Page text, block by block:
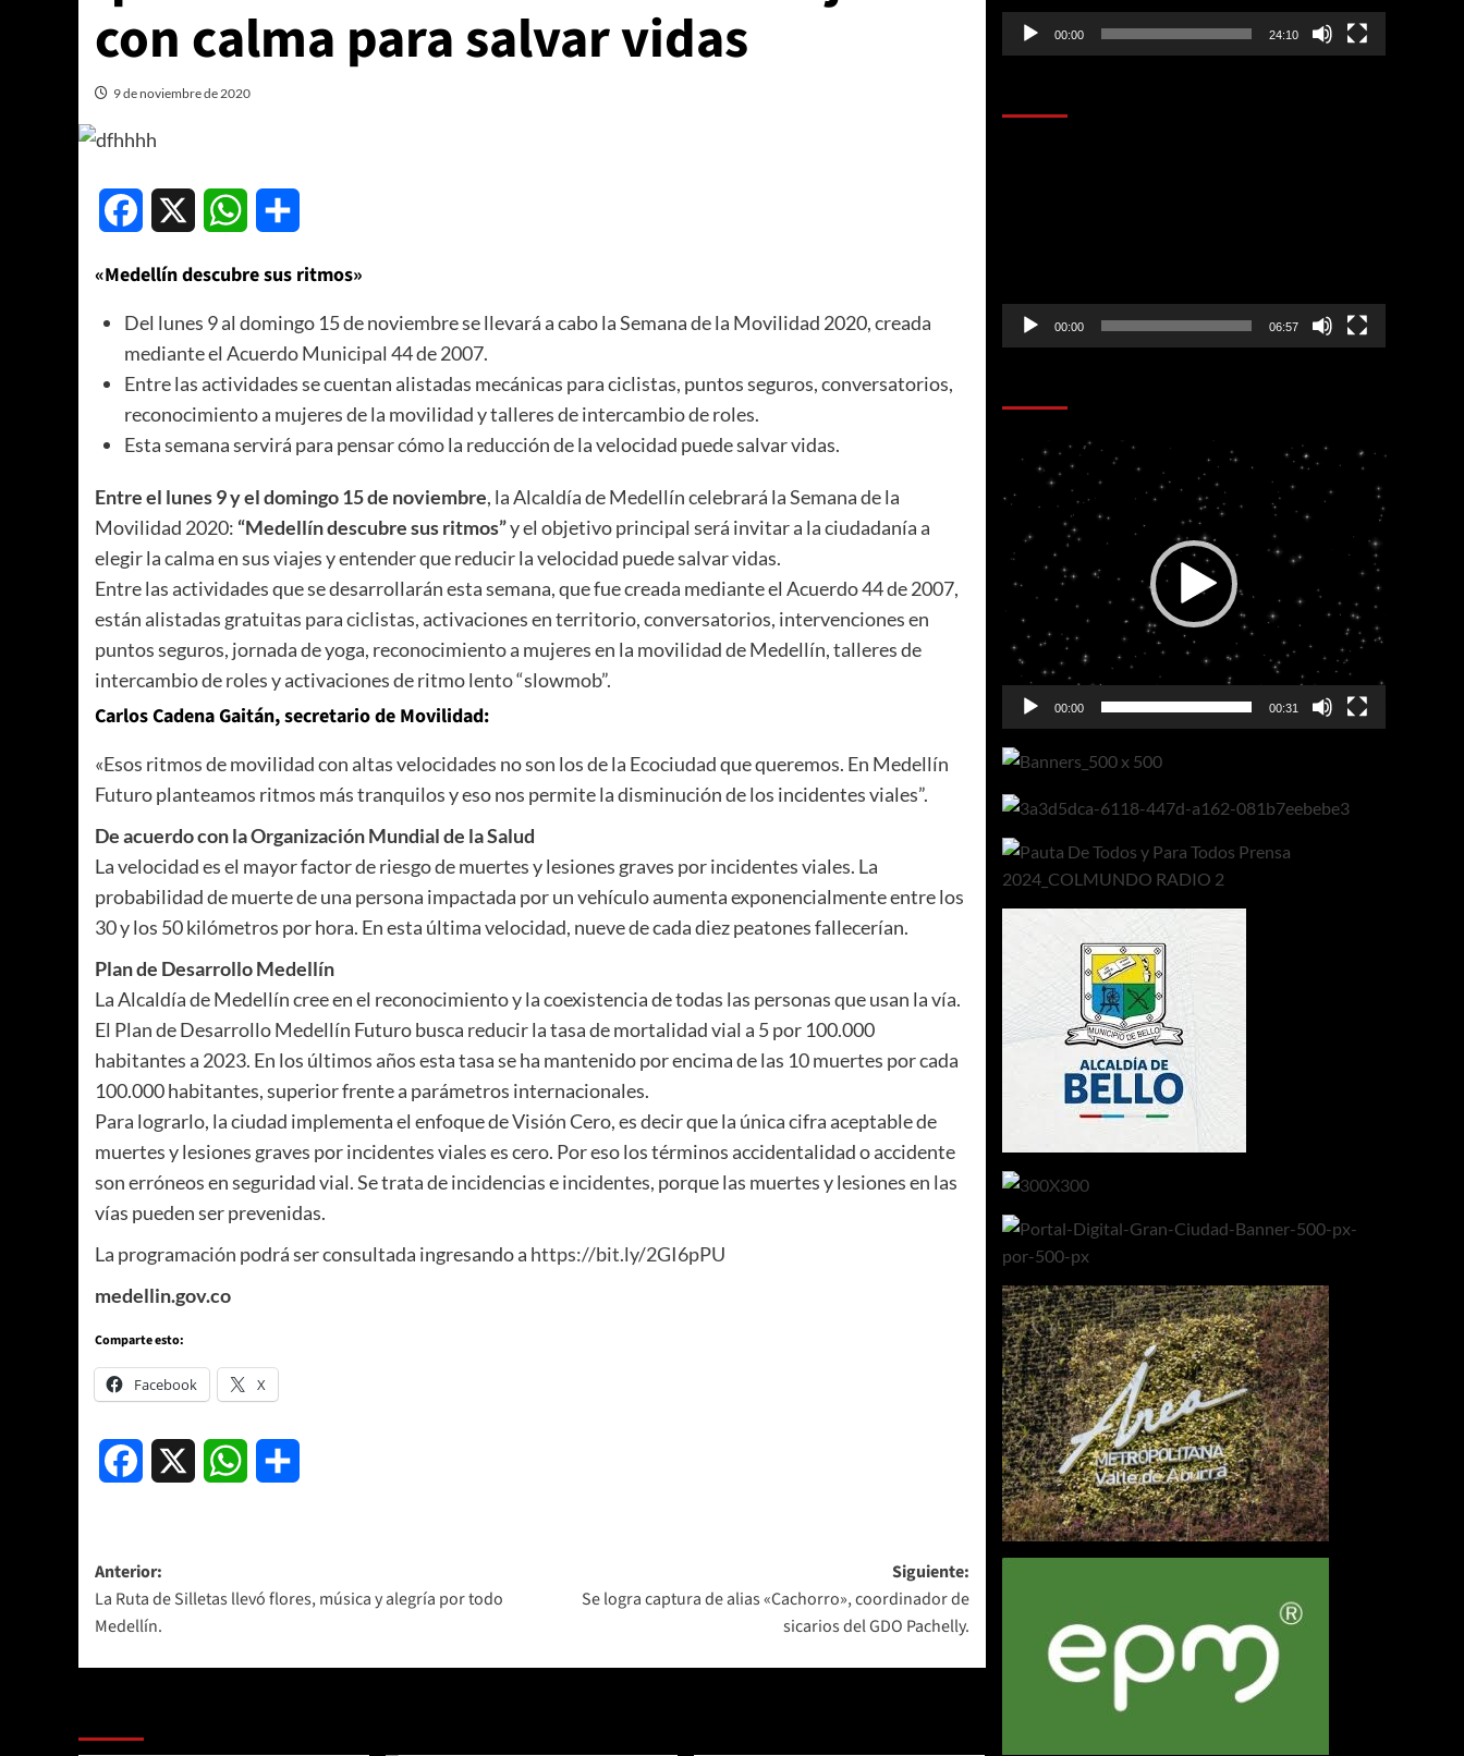
con calma para salvar vidas
9 de noviembre de 2020
Facebook WhatsApp
«Medellín descubre sus ritmos»
Del lunes 9 al domingo 15 de noviembre se llevará a cabo la Semana de la Movilidad 2020, creada
mediante el Acuerdo Municipal 44 de 2007.
Entre las actividades se cuentan alistadas mecánicas para ciclistas, puntos seguros, conversatorios,
reconocimiento a mujeres de la movilidad y talleres de intercambio de roles.
Esta semana servirá para pensar cómo la reducción de la velocidad puede salvar vidas.
Entre el lunes 9 y el domingo 15 de noviembre, la Alcaldía de Medellín celebrará la Semana de la
Movilidad 2020: “Medellín descubre sus ritmos”y el objetivo principal será invitar a la ciudadanía a
elegir la calma en sus viajes y entender que reducir la velocidad puede salvar vidas.
Entre las actividades que se desarrollarán esta semana, que fue creada mediante el Acuerdo 44 de 2007,
están alistadas gratuitas para ciclistas, activaciones en territorio, conversatorios, intervenciones en
puntos seguros, jornada de yoga, reconocimiento a mujeres en la movilidad de Medellín, talleres de
intercambio de roles y activaciones de ritmo lento “slowmob”.
Carlos Cadena Gaitán, secretario de Movilidad:
«Esos ritmos de movilidad con altas velocidades no son los de la Ecociudad que queremos. En Medellín
Futuro planteamos ritmos más tranquilos y eso nos permite la disminución de los incidentes viales”.
De acuerdo con la Organización Mundial de la Salud
La velocidad es el mayor factor de riesgo de muertes y lesiones graves por incidentes viales. La
probabilidad de muerte de una persona impactada por un vehículo aumenta exponencialmente entre los
30 y los 50 kilómetros por hora. En esta última velocidad, nueve de cada diez peatones fallecerían.
Plan de Desarrollo Medellín
La Alcaldía de Medellín cree en el reconocimiento y la coexistencia de todas las personas que usan la vía.
El Plan de Desarrollo Medellín Futuro busca reducir la tasa de mortalidad vial a 5 por 100.000
habitantes a 2023. En los últimos años esta tasa se ha mantenido por encima de las 10 muertes por cada
100.000 habitantes, superior frente a parámetros internacionales.
Para lograrlo, la ciudad implementa el enfoque de Visión Cero, es decir que la única cifra aceptable de
muertes y lesiones graves por incidentes viales es cero. Por eso los términos accidentalidad o accidente
son erróneos en seguridad vial. Se trata de incidencias e incidentes, porque las muertes y lesiones en las
vías pueden ser prevenidas.
La programación podrá ser consultada ingresando a https://bit.ly/2GI6pPU
medellin.gov.co
Comparte esto:
Facebook X
Facebook WhatsApp
Navegación
de
entradas
Anterior:
La Ruta de Silletas llevó flores, música y alegría por todo
Medellín.
Siguiente:
Se logra captura de alias «Cachorro», coordinador de
sicarios del GDO Pachelly.
00:00 24:10
00:00 06:57
Reproductor
vídeo
00:00 00:31